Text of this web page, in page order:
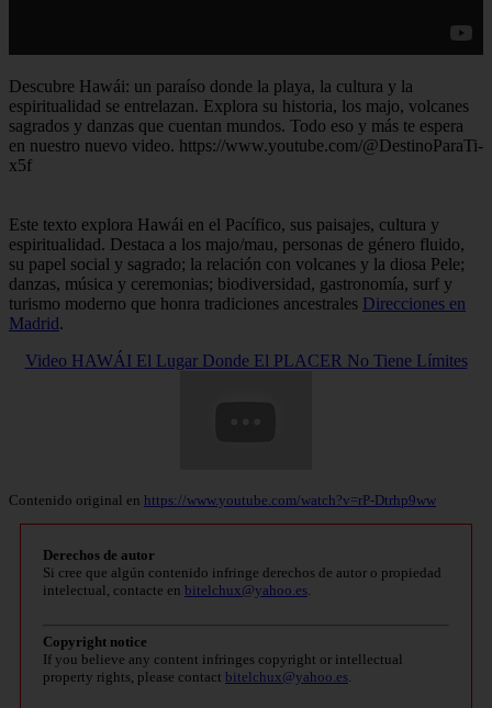
Descubre Hawái: un paraíso donde la playa, la cultura y la
espiritualidad se entrelazan. Explora su historia, los majo, volcanes
sagrados y danzas que cuentan mundos. Todo eso y más te espera
en nuestro nuevo video. https://www.youtube.com/@DestinoParaTi-
x5f
Este texto explora Hawái en el Pacífico, sus paisajes, cultura y
espiritualidad. Destaca a los majo/mau, personas de género fluido,
su papel social y sagrado; la relación con volcanes y la diosa Pele;
danzas, música y ceremonias; biodiversidad, gastronomía, surf y
turismo moderno que honra tradiciones ancestrales Direcciones en
Madrid.
Video HAWÁI El Lugar Donde El PLACER No Tiene Límites
Contenido original en https://www.youtube.com/watch?v=rP-Dtrhp9ww
Derechos de autor
Si cree que algún contenido infringe derechos de autor o propiedad
intelectual, contacte en bitelchux@yahoo.es.
Copyright notice
If you believe any content infringes copyright or intellectual
property rights, please contact bitelchux@yahoo.es.